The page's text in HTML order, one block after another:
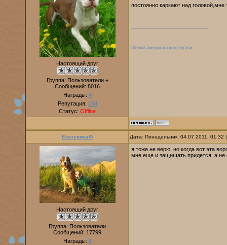
Настоящий друг
Группа: Пользователи +
Сообщений: 8016
Награды: 4
Репутация: 154
Статус: Offline
постоянно каркают над
Щенки американского булли
ЕкатеринаФ Дата: Понедельник, 04.07.2011,
Настоящий друг
Группа: Пользователи
Сообщений: 17799
Награды: 0
я тоже не верю, но когда вот эта
мне еще и защищать придется, а не